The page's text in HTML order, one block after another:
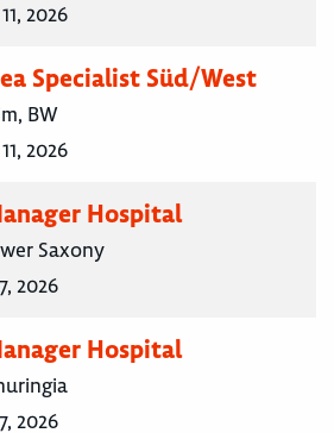
2026
Specialist Süd/West
BW
2026
Hospital
Saxony
2026
Hospital
2026